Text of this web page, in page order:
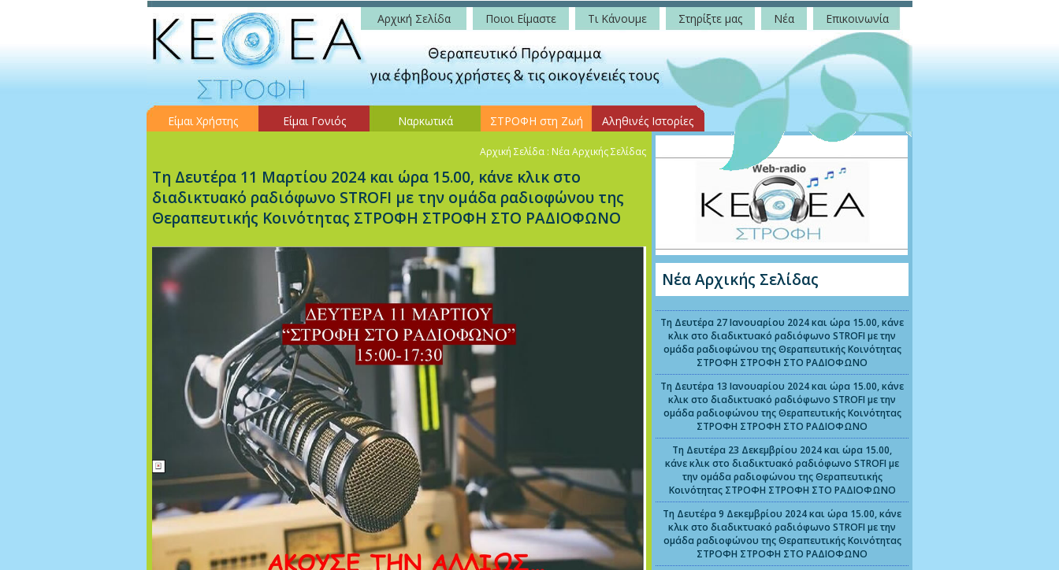
Αρχική Σελίδα Ποιοι Είμαστε Τι Κάνουμε Στηρίξτε μας Νέα Επικοινωνία
Είμαι Χρήστης Είμαι Γονιός Ναρκωτικά ΣΤΡΟΦΗ στη Ζωή Αληθινές Ιστορίες
Αρχική Σελίδα : Νέα Αρχικής Σελίδας
Τη Δευτέρα 11 Μαρτίου 2024 και ώρα 15.00, κάνε κλικ στο
διαδικτυακό ραδιόφωνο STROFI με την ομάδα ραδιοφώνου της
Θεραπευτικής Κοινότητας ΣΤΡΟΦΗ ΣΤΡΟΦΗ ΣΤΟ ΡΑΔΙΟΦΩΝΟ
Νέα Αρχικής Σελίδας
Τη Δευτέρα 27 Ιανουαρίου 2024 και ώρα 15.00, κάνε
κλικ στο διαδικτυακό ραδιόφωνο STROFI με την
ομάδα ραδιοφώνου της Θεραπευτικής Κοινότητας
ΣΤΡΟΦΗ ΣΤΡΟΦΗ ΣΤΟ ΡΑΔΙΟΦΩΝΟ
Τη Δευτέρα 13 Ιανουαρίου 2024 και ώρα 15.00, κάνε
κλικ στο διαδικτυακό ραδιόφωνο STROFI με την
ομάδα ραδιοφώνου της Θεραπευτικής Κοινότητας
ΣΤΡΟΦΗ ΣΤΡΟΦΗ ΣΤΟ ΡΑΔΙΟΦΩΝΟ
Τη Δευτέρα 23 Δεκεμβρίου 2024 και ώρα 15.00,
κάνε κλικ στο διαδικτυακό ραδιόφωνο STROFI με
την ομάδα ραδιοφώνου της Θεραπευτικής
Κοινότητας ΣΤΡΟΦΗ ΣΤΡΟΦΗ ΣΤΟ ΡΑΔΙΟΦΩΝΟ
Τη Δευτέρα 9 Δεκεμβρίου 2024 και ώρα 15.00, κάνε
κλικ στο διαδικτυακό ραδιόφωνο STROFI με την
ομάδα ραδιοφώνου της Θεραπευτικής Κοινότητας
ΣΤΡΟΦΗ ΣΤΡΟΦΗ ΣΤΟ ΡΑΔΙΟΦΩΝΟ